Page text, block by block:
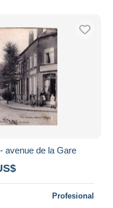
avenue de la Gare
Profesional